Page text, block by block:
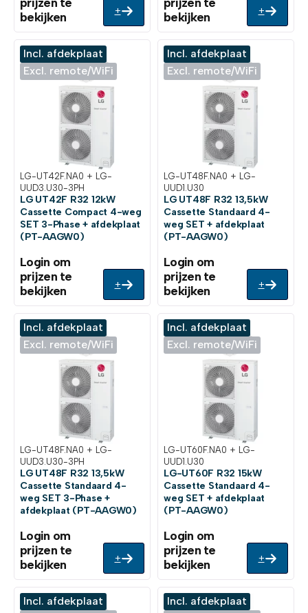
bekijken
+
bekijken
+
Incl. afdekplaat
Excl. remote/WiFi
LG-UT42F.NA0 + LG-
UUD3.U30-3PH
LG UT42F R32 12kW
Cassette Compact 4-weg
SET 3-Phase + afdekplaat
(PT-AAGW0)
Login om
prijzen te
bekijken
+
Incl. afdekplaat
Excl. remote/WiFi
LG-UT48F.NA0 + LG-
UUD1.U30
LG UT48F R32 13,5kW
Cassette Standaard 4-
weg SET + afdekplaat
(PT-AAGW0)
Login om
prijzen te
bekijken
+
Incl. afdekplaat
Excl. remote/WiFi
LG-UT48F.NA0 + LG-
UUD3.U30-3PH
LG UT48F R32 13,5kW
Cassette Standaard 4-
weg SET 3-Phase +
afdekplaat (PT-AAGW0)
Login om
prijzen te
bekijken
+
Incl. afdekplaat
Excl. remote/WiFi
LG-UT60F.NA0 + LG-
UUD1.U30
LG-UT60F R32 15kW
Cassette Standaard 4-
weg SET + afdekplaat
(PT-AAGW0)
Login om
prijzen te
bekijken
+
Incl. afdekplaat
Incl. afdekplaat